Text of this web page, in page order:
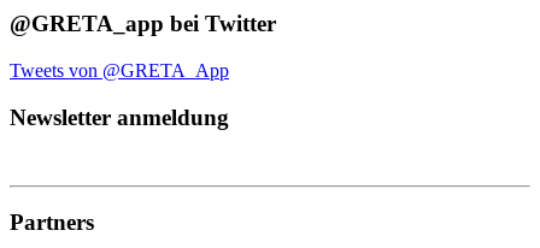
@GRETA_app bei Twitter
Tweets von @GRETA_App
Newsletter anmeldung
Partners